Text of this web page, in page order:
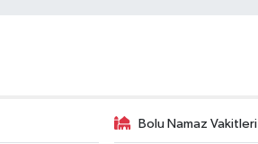
Bolu Namaz Vakitleri